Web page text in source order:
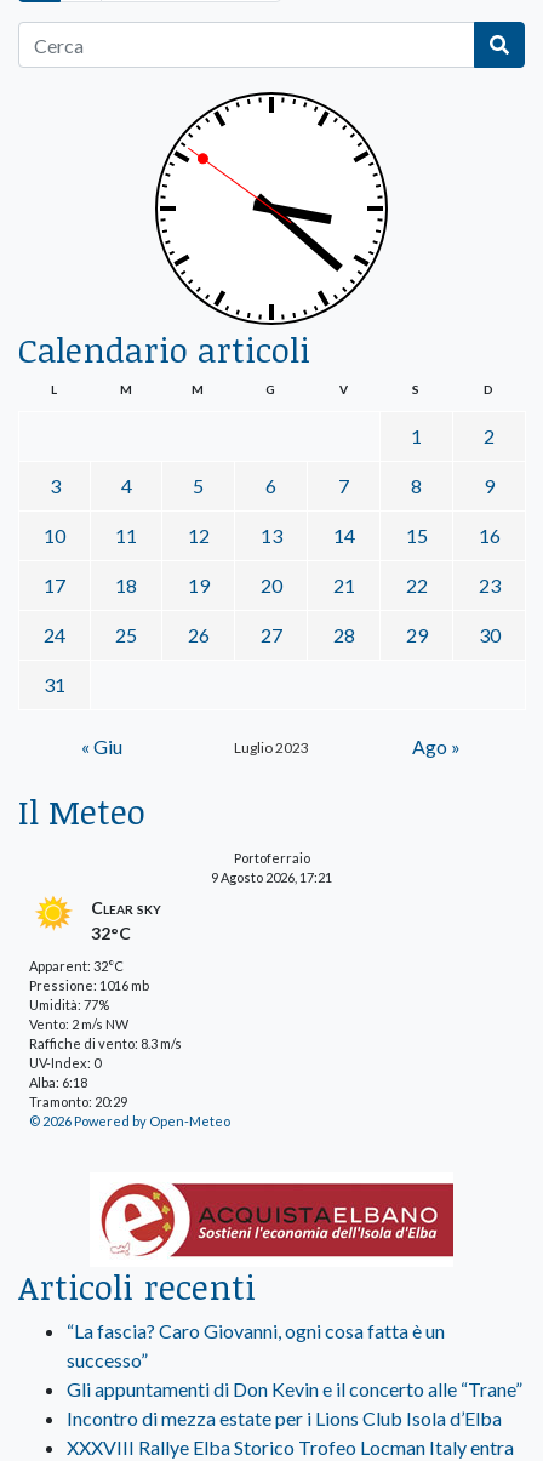
Calendario articoli
Luglio 2023
L M M G V S D
1 2
3 4 5 6 7 8 9
10 11 12 13 14 15 16
17 18 19 20 21 22 23
24 25 26 27 28 29 30
31
« Giu Ago »
Il Meteo
Portoferraio
9 Agosto 2026, 17:21
Clear sky
32°C
Apparent: 32°C
Pressione: 1016 mb
Umidità: 77%
Vento: 2 m/s NW
Raffiche di vento: 8.3 m/s
UV-Index: 0
Alba: 6:18
Tramonto: 20:29
© 2026 Powered by Open-Meteo
Articoli recenti
“La fascia? Caro Giovanni, ogni cosa fatta è un
successo”
Gli appuntamenti di Don Kevin e il concerto alle “Trane”
Incontro di mezza estate per i Lions Club Isola d’Elba
XXXVIII Rallye Elba Storico Trofeo Locman Italy entra